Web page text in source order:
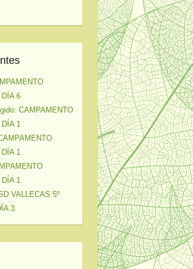
6
CAMPAMENTO
1
1
1
VALLECAS 5º
3